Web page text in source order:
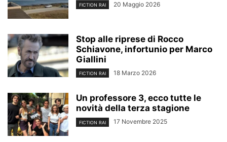
FICTION RAI 20 Maggio 2026
Stop alle riprese di Rocco
Schiavone, infortunio per Marco
Giallini
FICTION RAI 18 Marzo 2026
Un professore 3, ecco tutte le
novità della terza stagione
FICTION RAI 17 Novembre 2025